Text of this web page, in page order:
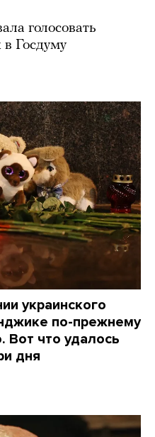
голосовать
в Госдуму
украинского
по-прежнему
Вот что удалось
дня